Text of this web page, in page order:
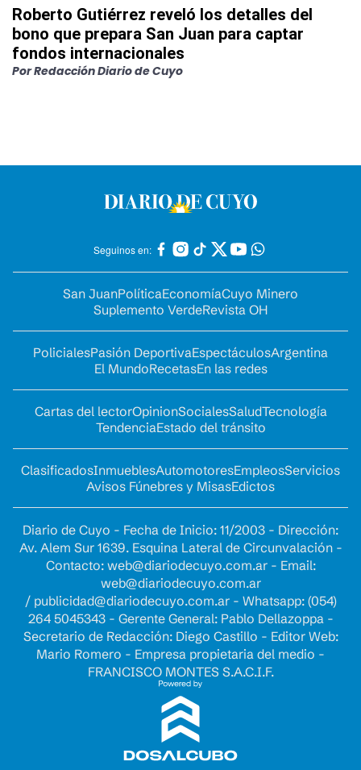
Roberto Gutiérrez reveló los detalles del
bono que prepara San Juan para captar
fondos internacionales
PorRedacción Diario de Cuyo
Seguinos en:
San JuanPolíticaEconomíaCuyo Minero
Suplemento VerdeRevista OH
PolicialesPasión DeportivaEspectáculosArgentina
El MundoRecetasEn las redes
Cartas del lectorOpinionSocialesSaludTecnología
TendenciaEstado del tránsito
ClasificadosInmueblesAutomotoresEmpleosServicios
Avisos Fúnebres y MisasEdictos
Diario de Cuyo - Fecha de Inicio: 11/2003 - Dirección:
Av. Alem Sur 1639. Esquina Lateral de Circunvalación -
Contacto: web@diariodecuyo.com.ar- Email:
web@diariodecuyo.com.ar
/ publicidad@diariodecuyo.com.ar- Whatsapp: (054)
264 5045343 - Gerente General: Pablo Dellazoppa -
Secretario de Redacción: Diego Castillo - Editor Web:
Mario Romero - Empresa propietaria del medio -
FRANCISCO MONTES S.A.C.I.F.